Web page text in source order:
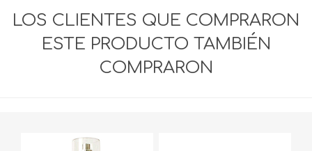
LOS CLIENTES QUE COMPRARON
ESTE PRODUCTO TAMBIÉN
COMPRARON